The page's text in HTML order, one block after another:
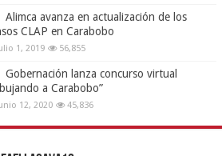
Alimca avanza en actualización de los
CLAP en Carabobo
1, 2019 56,855
Gobernación lanza concurso virtual
a Carabobo”
12, 2020 45,836